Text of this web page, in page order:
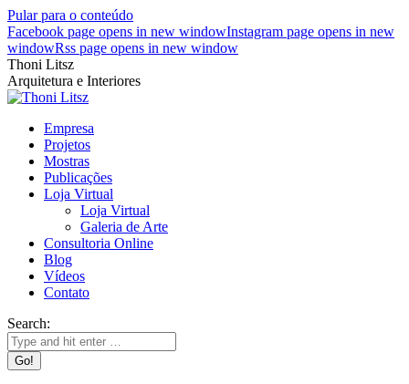
Pular para o conteúdo
Facebook page opens in new windowInstagram page opens in new
windowRss page opens in new window
Thoni Litsz
Arquitetura e Interiores
Empresa
Projetos
Mostras
Publicações
Loja Virtual
Loja Virtual
Galeria de Arte
Consultoria Online
Blog
Vídeos
Contato
Search: